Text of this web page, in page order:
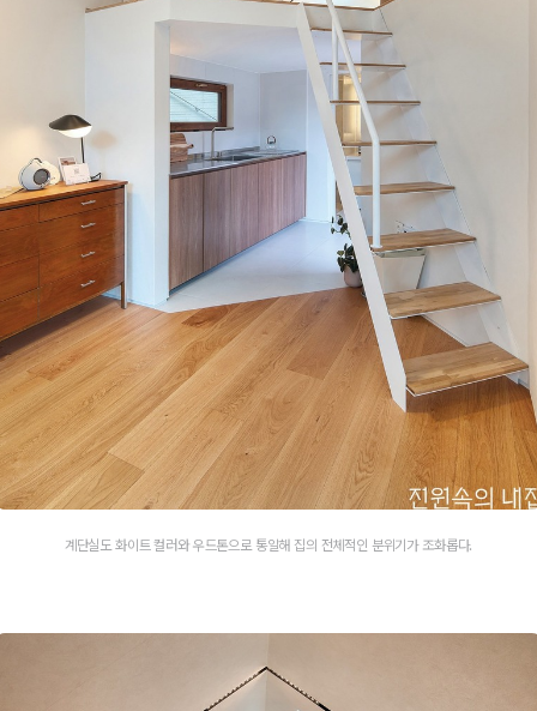
계단실도 화이트 컬러와 우드톤으로 통일해 집의 전체적인 분위기가 조화롭다.